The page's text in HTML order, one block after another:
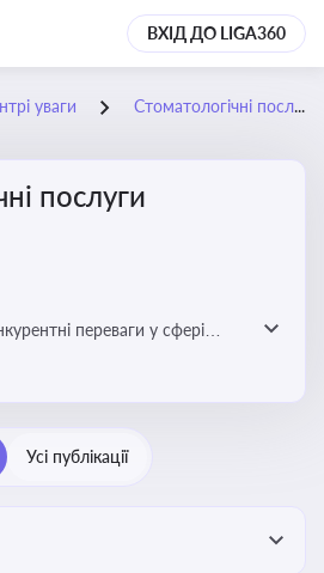
ВХІД ДО LIGA360
уваги Стоматологічні послуги
послуги
переваги у сфері
Використання новітніх
Усі публікації